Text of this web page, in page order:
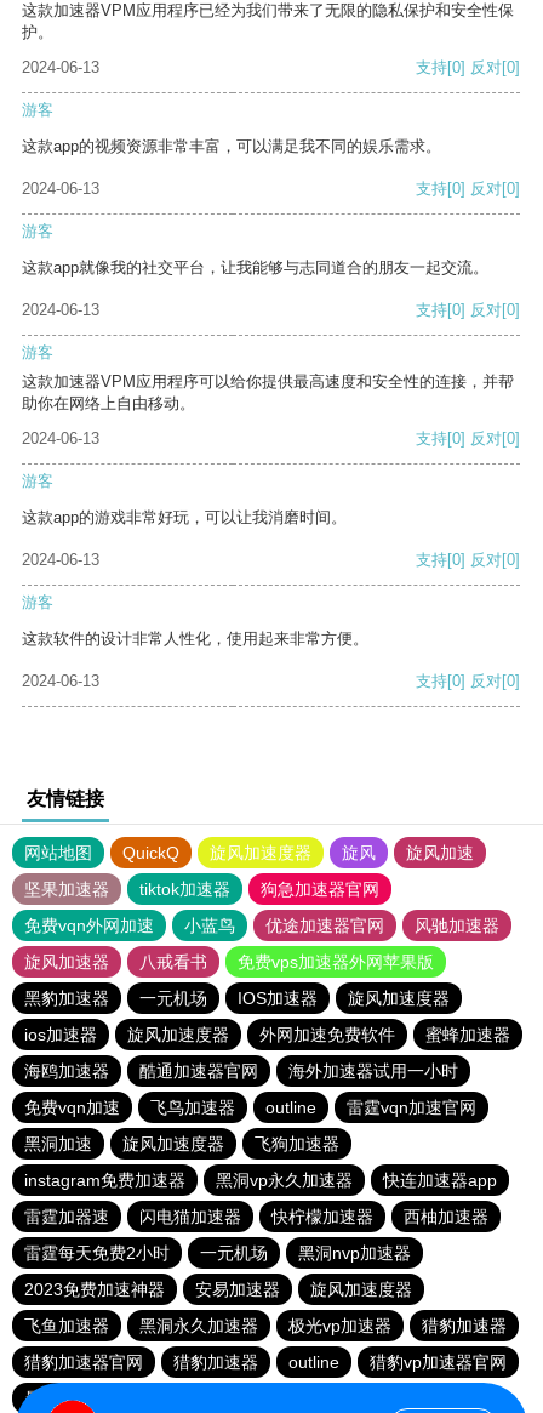
这款加速器VPM应用程序已经为我们带来了无限的隐私保护和安全性保
护。
2024-06-13
支持[0] 反对[0]
游客
这款app的视频资源非常丰富，可以满足我不同的娱乐需求。
2024-06-13 支持[0] 反对[0]
游客
这款app就像我的社交平台，让我能够与志同道合的朋友一起交流。
2024-06-13 支持[0] 反对[0]
游客
这款加速器VPM应用程序可以给你提供最高速度和安全性的连接，并帮
助你在网络上自由移动。
2024-06-13
支持[0] 反对[0]
游客
这款app的游戏非常好玩，可以让我消磨时间。
2024-06-13 支持[0] 反对[0]
游客
这款软件的设计非常人性化，使用起来非常方便。
2024-06-13 支持[0] 反对[0]
友情链接
网站地图 QuickQ 旋风加速度器 旋风
旋风加速
坚果加速器
tiktok加速器
狗急加速器官网
免费vqn外网加速
小蓝鸟 优途加速器官网
风驰加速器
旋风加速器
八戒看书
免费vps加速器外网苹果版
黑豹加速器
一元机场 IOS加速器
旋风加速度器
ios加速器
旋风加速度器 外网加速免费软件
蜜蜂加速器
海鸥加速器
酷通加速器官网
海外加速器试用一小时
免费vqn加速
飞鸟加速器 outline
雷霆vqn加速官网
黑洞加速
旋风加速度器
飞狗加速器
instagram免费加速器
黑洞vp永久加速器
快连加速器app
雷霆加器速
闪电猫加速器 快柠檬加速器
西柚加速器
雷霆每天免费2小时
一元机场
黑洞nvp加速器
2023免费加速神器
安易加速器
旋风加速度器
飞鱼加速器
黑洞永久加速器 极光vp加速器
猎豹加速器
猎豹加速器官网
猎豹加速器 outline
猎豹vp加速器官网
暴雪vp永久免费加速器下载官网